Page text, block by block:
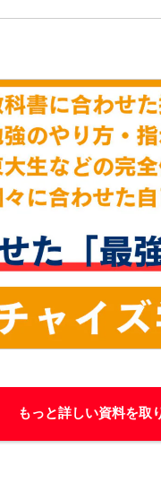
もっと詳しい資料を取